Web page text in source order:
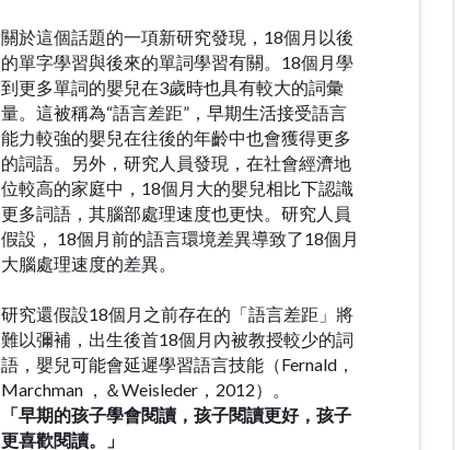
關於這個話題的一項新研究發現，18個月以後
的單字學習與後來的單詞學習有關。18個月學
到更多單詞的嬰兒在3歲時也具有較大的詞彙
量。這被稱為“語言差距”，早期生活接受語言
能力較強的嬰兒在往後的年齡中也會獲得更多
的詞語。另外，研究人員發現，在社會經濟地
位較高的家庭中，18個月大的嬰兒相比下認識
更多詞語，其腦部處理速度也更快。研究人員
假設， 18個月前的語言環境差異導致了18個月
大腦處理速度的差異。
研究還假設18個月之前存在的「語言差距」將
難以彌補，出生後首18個月內被教授較少的詞
語，嬰兒可能會延遲學習語言技能（Fernald，
Marchman ，＆Weisleder，2012）。
「早期的孩子學會閱讀，孩子閱讀更好，孩子
更喜歡閱讀。」